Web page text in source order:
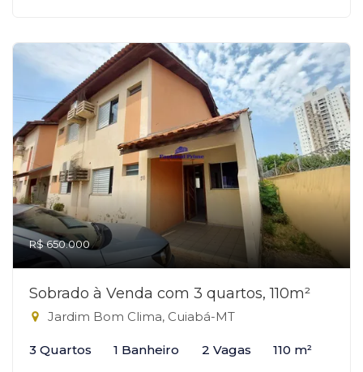
R$ 650.000
Sobrado à Venda com 3 quartos, 110m²
Jardim Bom Clima, Cuiabá-MT
3 Quartos 1 Banheiro 2 Vagas 110 m²